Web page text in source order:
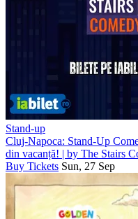
Stand-up
Cluj-Napoca: Stand-Up
din vacanță! | by The Stairs
Buy Tickets Sun, 27 Sep